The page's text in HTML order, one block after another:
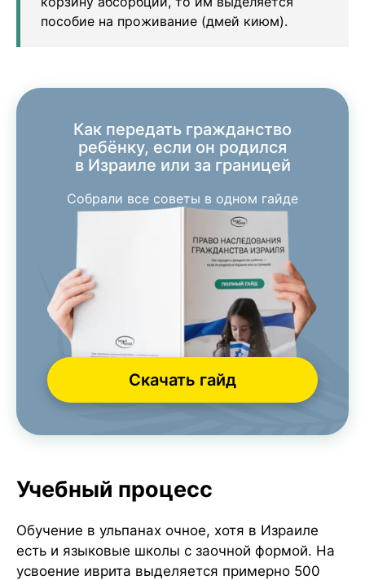
пособие на проживание (дмей киюм).
Как передать гражданство
ребёнку, если он родился
в Израиле или за границей
Собрали все советы в одном гайде
Скачать гайд
Учебный процесс
Обучение в ульпанах очное, хотя в Израиле
есть и языковые школы с заочной формой. На
усвоение иврита выделяется примерно 500